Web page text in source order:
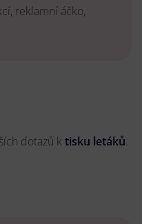
reklamní áčko,
dotazů k tisku letáků.